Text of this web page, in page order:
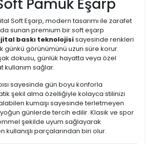
Pamuk Eşarp
Soft Eşarp, modern tasarımı ile zarafet
sunan premium bir soft eşarp
baskı teknolojisisayesinde renkleri
ilk günkü görünümünü uzun süre korur.
dokusu, günlük hayatta veya özel
sağlar.
sayesinde gün boyu konforla
şekil alma özelliğiyle kolayca stilinizi
kumaşı sayesinde terletmeyen
yoğun günlerde tercih edilir. Klasik ve spor
şekilde uyum sağlayarak
kullanışlı parçalarından biri olur.